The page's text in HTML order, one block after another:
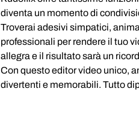
diventa un momento di
Troverai adesivi simpatici,
professionali per rendere il tuo
allegra e il risultato sarà un
Con questo editor video unico,
divertenti e memorabili. Tutto